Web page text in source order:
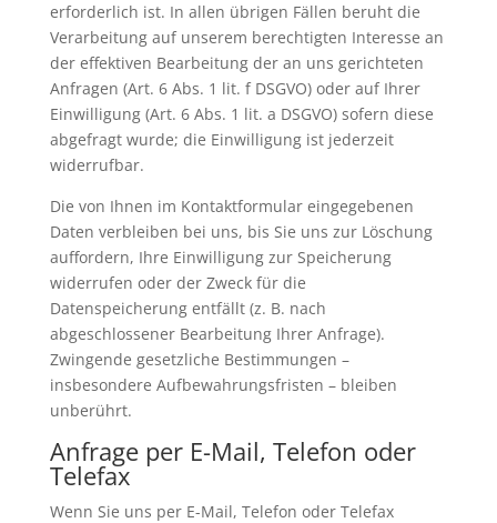
erforderlich ist. In allen übrigen Fällen beruht die
Verarbeitung auf unserem berechtigten Interesse an
der effektiven Bearbeitung der an uns gerichteten
Anfragen (Art. 6 Abs. 1 lit. f DSGVO) oder auf Ihrer
Einwilligung (Art. 6 Abs. 1 lit. a DSGVO) sofern diese
abgefragt wurde; die Einwilligung ist jederzeit
widerrufbar.
Die von Ihnen im Kontaktformular eingegebenen
Daten verbleiben bei uns, bis Sie uns zur Löschung
auffordern, Ihre Einwilligung zur Speicherung
widerrufen oder der Zweck für die
Datenspeicherung entfällt (z. B. nach
abgeschlossener Bearbeitung Ihrer Anfrage).
Zwingende gesetzliche Bestimmungen –
insbesondere Aufbewahrungsfristen – bleiben
unberührt.
Anfrage per E-Mail, Telefon oder
Telefax
Wenn Sie uns per E-Mail, Telefon oder Telefax